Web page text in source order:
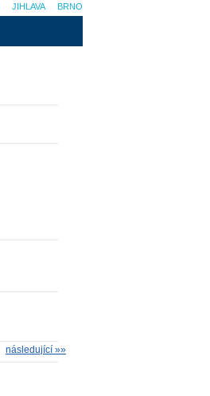
následující »»
BRNO
JIHLAVA